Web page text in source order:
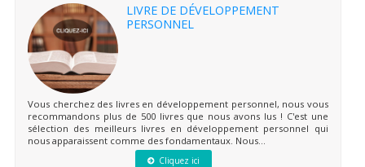
LIVRE DE DÉVELOPPEMENT
PERSONNEL
Vous cherchez des livres en développement personnel, nous vous
recommandons plus de 500 livres que nous avons lus ! C'est une
sélection des meilleurs livres en développement personnel qui
nous apparaissent comme des fondamentaux. Nous...
Cliquez ici